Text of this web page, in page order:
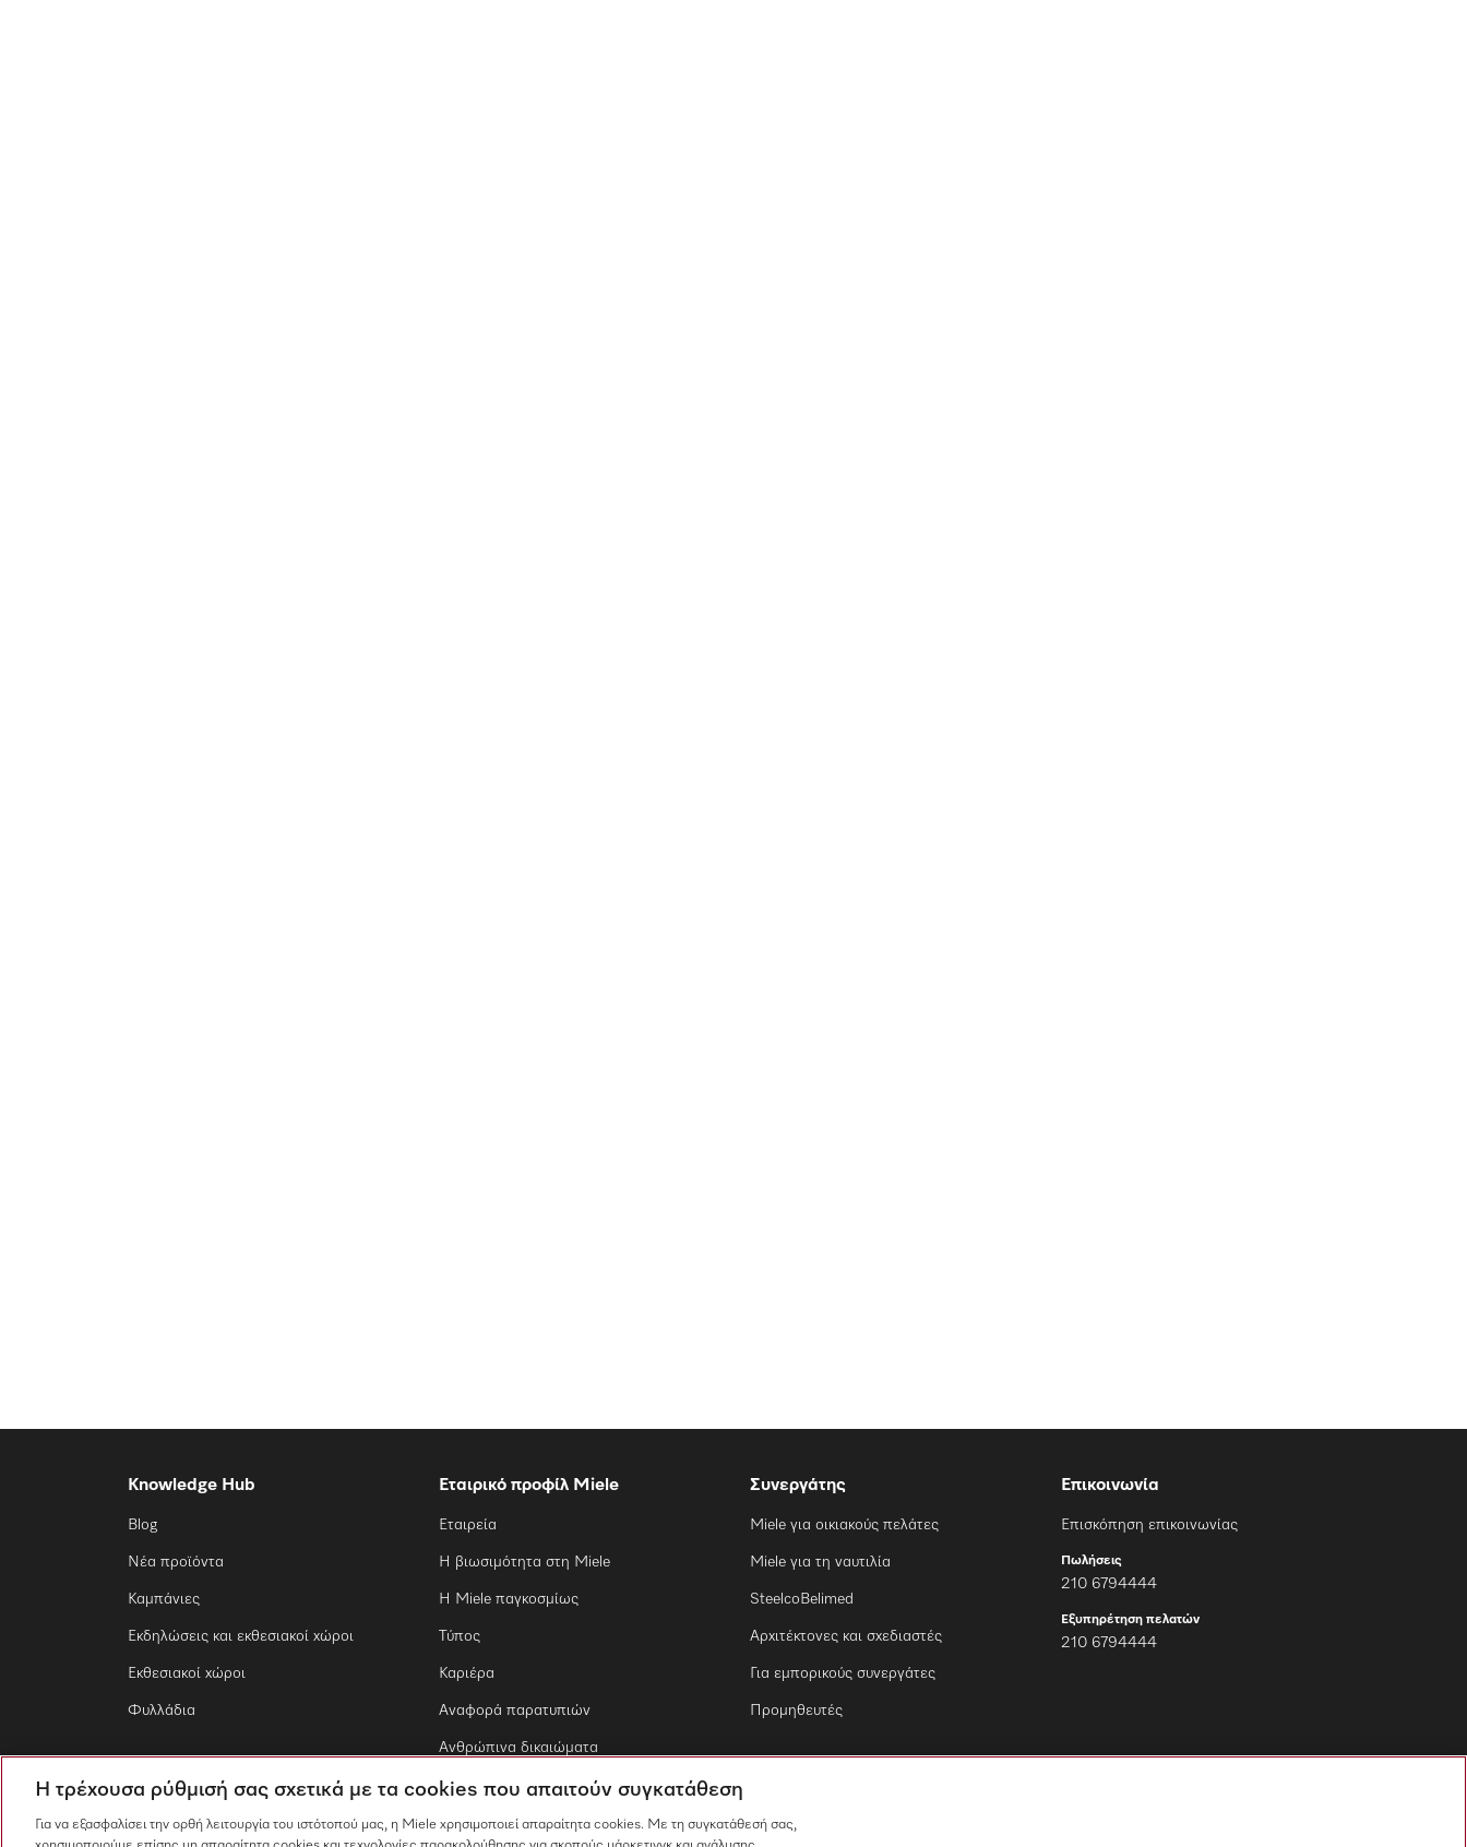
Knowledge Hub
Blog
Νέα προϊόντα
Καμπάνιες
Εκδηλώσεις και εκθεσιακοί χώροι
Εκθεσιακοί χώροι
Φυλλάδια
Εταιρικό προφίλ Miele
Εταιρεία
Η βιωσιμότητα στη Miele
Η Miele παγκοσμίως
Τύπος
Καριέρα
Αναφορά παρατυπιών
Ανθρώπινα δικαιώματα
Συνεργάτης
Miele για οικιακούς πελάτες
Miele για τη ναυτιλία
SteelcoBelimed
Αρχιτέκτονες και σχεδιαστές
Για εμπορικούς συνεργάτες
Προμηθευτές
Επικοινωνία
Επισκόπηση επικοινωνίας
Πωλήσεις
210 6794444
Εξυπηρέτηση πελατών
210 6794444
Η τρέχουσα ρύθμισή σας σχετικά με τα cookies που απαιτούν συγκατάθεση
Για να εξασφαλίσει την ορθή λειτουργία του ιστότοπού μας, η Miele χρησιμοποιεί απαραίτητα cookies. Με τη συγκατάθεσή σας,